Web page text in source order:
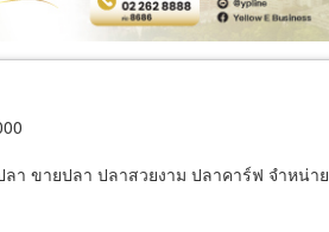
า ขายปลา ปลาสวยงาม ปลาคาร์ฟ จำหน่าย